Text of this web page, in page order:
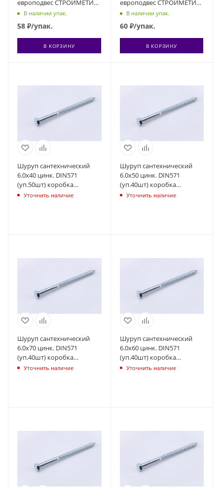
европодвес СТРОЙМЕТИЗ
21706515
В наличии упак.
58 ₽/упак.
В КОРЗИНУ
европодвес СТРОЙМЕТИЗ
21706714
В наличии упак.
60₽/упак.
В КОРЗИНУ
Шуруп сантехнический
6.0х40 цинк. DIN571
(уп.50шт) коробка
СТРОЙМЕТИЗ
Уточнить наличие
Шуруп сантехнический
6.0х50 цинк. DIN571
(уп.40шт) коробка
СТРОЙМЕТИЗ
Уточнить наличие
Шуруп сантехнический
6.0х70 цинк. DIN571
(уп.40шт) коробка
СТРОЙМЕТИЗ
Уточнить наличие
Шуруп сантехнический
6.0х60 цинк. DIN571
(уп.40шт) коробка
СТРОЙМЕТИЗ
Уточнить наличие